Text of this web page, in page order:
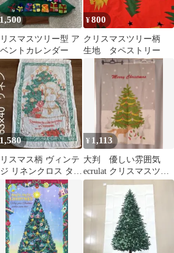
1,500
スマスツリー型 ア
ベントカレンダー
¥800
クリスマスツリー柄
生地 タペストリー
1,580
スマス柄 ヴィンテ
リネンクロス タペ
トリー
¥ 1,113
大判 優しい雰囲気
ecrulat クリスマスツリ
ー タペストリー